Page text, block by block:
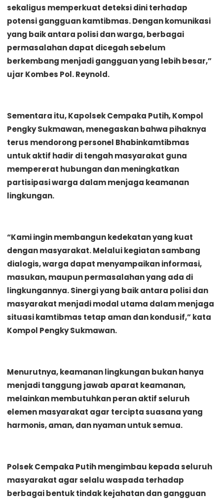
sekaligus memperkuat deteksi dini terhadap
potensi gangguan kamtibmas. Dengan komunikasi
yang baik antara polisi dan warga, berbagai
permasalahan dapat dicegah sebelum
berkembang menjadi gangguan yang lebih besar,”
ujar Kombes Pol. Reynold.
Sementara itu, Kapolsek Cempaka Putih, Kompol
Pengky Sukmawan, menegaskan bahwa pihaknya
terus mendorong personel Bhabinkamtibmas
untuk aktif hadir di tengah masyarakat guna
mempererat hubungan dan meningkatkan
partisipasi warga dalam menjaga keamanan
lingkungan.
“Kami ingin membangun kedekatan yang kuat
dengan masyarakat. Melalui kegiatan sambang
dialogis, warga dapat menyampaikan informasi,
masukan, maupun permasalahan yang ada di
lingkungannya. Sinergi yang baik antara polisi dan
masyarakat menjadi modal utama dalam menjaga
situasi kamtibmas tetap aman dan kondusif,” kata
Kompol Pengky Sukmawan.
Menurutnya, keamanan lingkungan bukan hanya
menjadi tanggung jawab aparat keamanan,
melainkan membutuhkan peran aktif seluruh
elemen masyarakat agar tercipta suasana yang
harmonis, aman, dan nyaman untuk semua.
Polsek Cempaka Putih mengimbau kepada seluruh
masyarakat agar selalu waspada terhadap
berbagai bentuk tindak kejahatan dan gangguan